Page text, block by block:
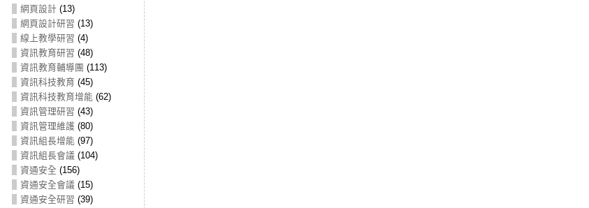
網頁設計(13)
網頁設計研習 (13)
線上教學研習 (4)
資訊教育研習 (48)
資訊教育輔導團 (113)
資訊科技教育 (45)
資訊科技教育增能(62)
資訊管理研習 (43)
資訊管理維護(80)
資訊組長增能(97)
資訊組長會議 (104)
資通安全 (156)
資通安全會議 (15)
資通安全研習 (39)